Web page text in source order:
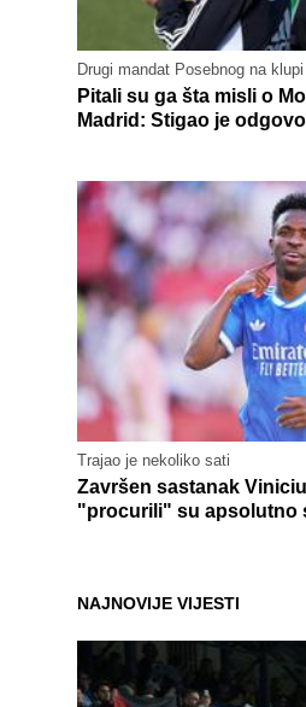
Drugi mandat Posebnog na
Pitali su ga šta misli o
Madrid: Stigao je
Trajao je nekoliko sati
Završen sastanak
"procurili" su apsolutno
NAJNOVIJE VIJESTI